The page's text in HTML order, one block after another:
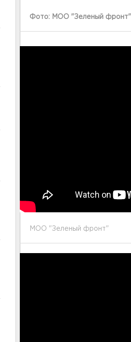
Фото: МОО "Зеленый фронт"
МОО "Зеленый фронт"